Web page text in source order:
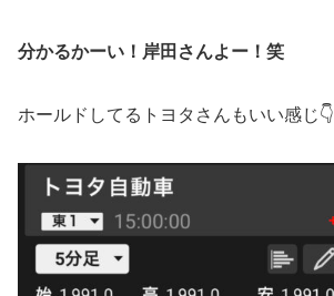
分かるかーい！岸田さんよー！笑
ホールドしてるトヨタさんもいい感じ👇